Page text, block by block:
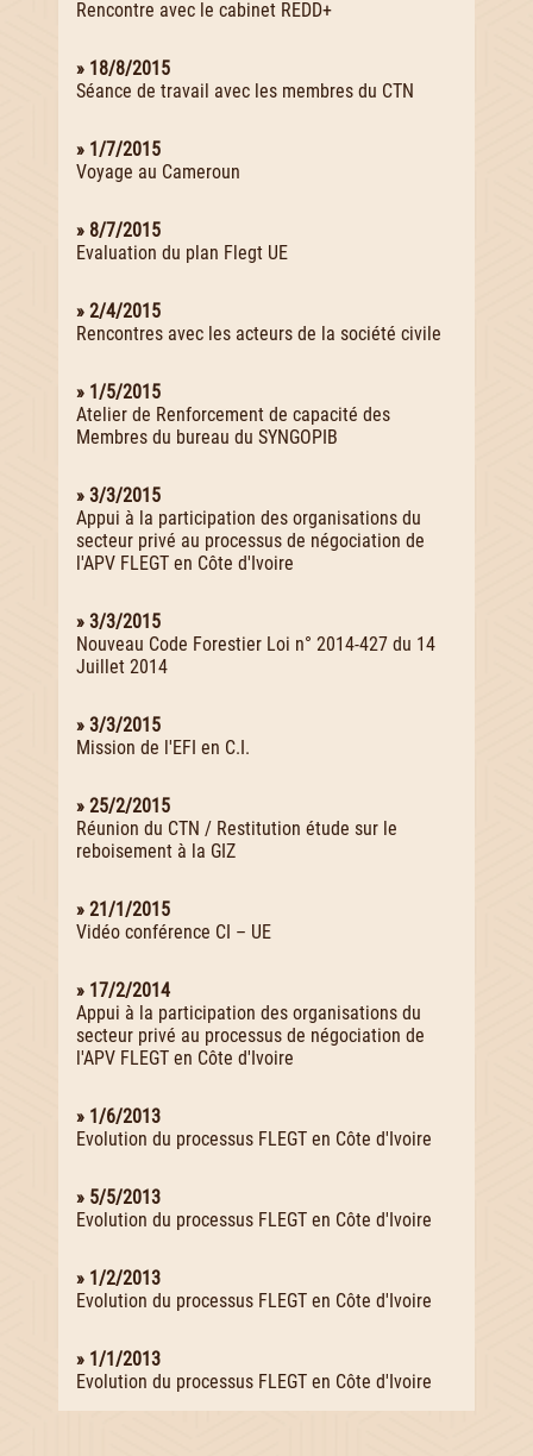
Rencontre avec le cabinet REDD+
» 18/8/2015
Séance de travail avec les membres du CTN
» 1/7/2015
Voyage au Cameroun
» 8/7/2015
Evaluation du plan Flegt UE
» 2/4/2015
Rencontres avec les acteurs de la société civile
» 1/5/2015
Atelier de Renforcement de capacité des
Membres du bureau du SYNGOPIB
» 3/3/2015
Appui à la participation des organisations du
secteur privé au processus de négociation de
l'APV FLEGT en Côte d'Ivoire
» 3/3/2015
Nouveau Code Forestier Loi n° 2014-427 du 14
Juillet 2014
» 3/3/2015
Mission de l'EFI en C.I.
» 25/2/2015
Réunion du CTN / Restitution étude sur le
reboisement à la GIZ
» 21/1/2015
Vidéo conférence CI – UE
» 17/2/2014
Appui à la participation des organisations du
secteur privé au processus de négociation de
l'APV FLEGT en Côte d'Ivoire
» 1/6/2013
Evolution du processus FLEGT en Côte d'Ivoire
» 5/5/2013
Evolution du processus FLEGT en Côte d'Ivoire
» 1/2/2013
Evolution du processus FLEGT en Côte d'Ivoire
» 1/1/2013
Evolution du processus FLEGT en Côte d'Ivoire